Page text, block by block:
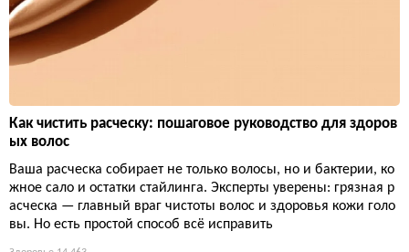
Как чистить расческу: пошаговое руководство для здоров
ых волос
Ваша расческа собирает не только волосы, но и бактерии, ко
жное сало и остатки стайлинга. Эксперты уверены: грязная р
асческа — главный враг чистоты волос и здоровья кожи голо
вы. Но есть простой способ всё исправить